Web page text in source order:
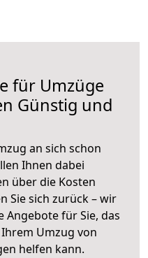
für Umzüge
Günstig und
an sich schon
Ihnen dabei
über die Kosten
Sie sich zurück – wir
Angebote für Sie, das
Umzug von
helfen kann.